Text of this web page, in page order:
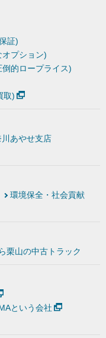
証)
オプション)
的ロープライス)
取)
川あやせ支店
環境保全・社会貢献
栗山の中古トラック
という会社